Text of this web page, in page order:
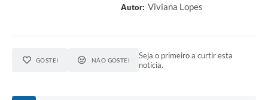
Autor: Viviana Lopes
GOSTEI NÃO GOSTEI
Seja o primeiro a curtir esta
notícia.